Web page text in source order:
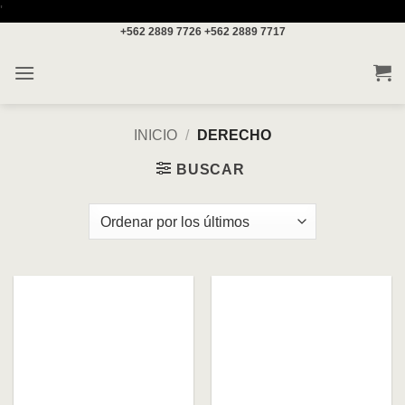
'
+562 2889 7726 +562 2889 7717
INICIO / DERECHO
BUSCAR